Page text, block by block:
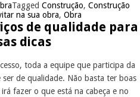
Tagged Construção, Construção
na sua obra, Obra
de qualidade para
dicas
toda a equipe que participa da
de qualidade. Não basta ter boas
fazer o que está na cabeça e no